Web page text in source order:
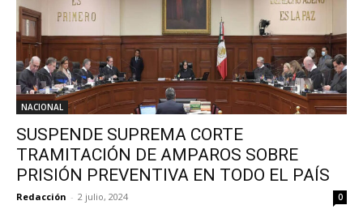
NACIONAL
SUSPENDE SUPREMA CORTE
TRAMITACIÓN DE AMPAROS SOBRE
PRISIÓN PREVENTIVA EN TODO EL PAÍS
Redacción - 2 julio, 2024 0